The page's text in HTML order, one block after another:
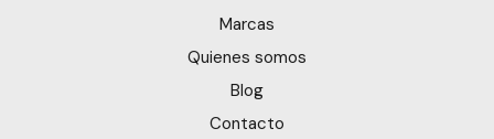
Marcas
Quienes somos
Blog
Contacto